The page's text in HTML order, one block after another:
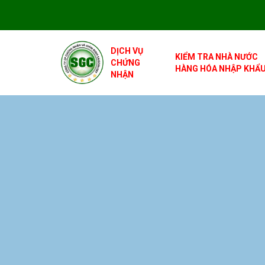
DỊCH VỤ
CHỨNG
NHẬN
KIỂM TRA NHÀ NƯỚC
HÀNG HÓA NHẬP